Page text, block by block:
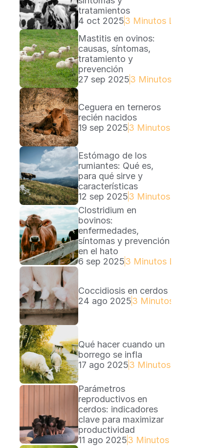
tratamientos
4 oct 20253 Minutos Lectura
Mastitis en ovinos:
causas, síntomas,
tratamiento y
prevención
27 sep 20253 Minutos Lectura
Ceguera en terneros
recién nacidos
19 sep 20253 Minutos Lectura
Estómago de los
rumiantes: Qué es,
para qué sirve y
características
12 sep 20253 Minutos Lectura
Clostridium en
bovinos:
enfermedades,
síntomas y prevención
en el hato
6 sep 20253 Minutos Lectura
Coccidiosis en cerdos
24 ago 20253 Minutos Lectura
Qué hacer cuando un
borrego se infla
17 ago 20253 Minutos Lectura
Parámetros
reproductivos en
cerdos: indicadores
clave para maximizar
productividad
11 ago 20253 Minutos Lectura